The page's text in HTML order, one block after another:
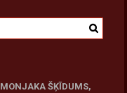
ŠĶĪDUMS,